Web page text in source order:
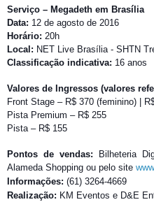
Serviço – Megadeth em Brasília
Data: 12 de agosto de 2016
Horário: 20h
Local: NET Live Brasília - SHTN
Classificação indicativa: 16 anos
Valores de Ingressos (valores
Front Stage – R$ 370 (feminino) |
Pista Premium – R$ 255
Pista – R$ 155
Pontos de vendas: Bilheteria
Alameda Shopping ou pelo site
Informações: (61) 3264-4669
Realização: KM Eventos e D&E